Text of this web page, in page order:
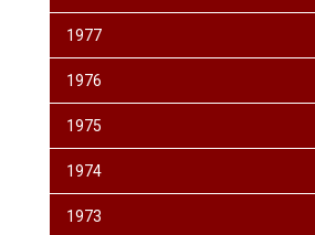
1977
1976
1975
1974
1973